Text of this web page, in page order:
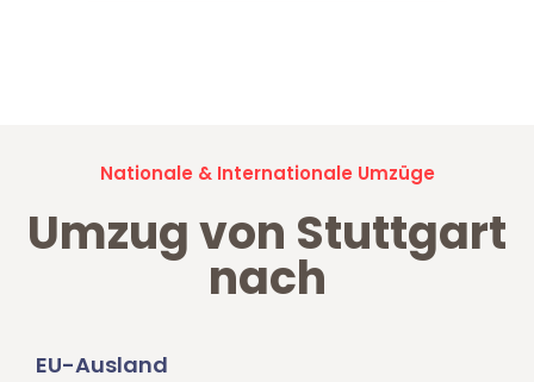
Nationale & Internationale Umzüge
Umzug von Stuttgart
nach
EU-Ausland